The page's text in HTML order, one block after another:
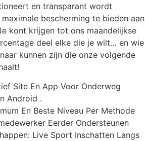
en transparant wordt
bescherming te bieden aan
kont krijgen tot ons maandelijkse
deel elke die je wilt… en wie
kunnen zijn die onze volgende
Site En App Voor Onderweg
Android .
En Beste Niveau Per Methode
Eerder Ondersteunen
Live Sport Inschatten Langs